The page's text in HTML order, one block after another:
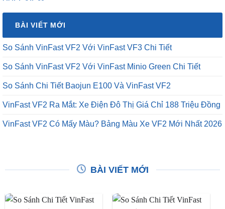
₫16,500,000.là:
BÀI VIẾT MỚI
So Sánh VinFast VF2 Với VinFast VF3 Chi Tiết
So Sánh VinFast VF2 Với VinFast Minio Green Chi Tiết
So Sánh Chi Tiết Baojun E100 Và VinFast VF2
VinFast VF2 Ra Mắt: Xe Điện Đô Thị Giá Chỉ 188 Triệu Đồng
VinFast VF2 Có Mấy Màu? Bảng Màu Xe VF2 Mới Nhất 2026
BÀI VIẾT MỚI